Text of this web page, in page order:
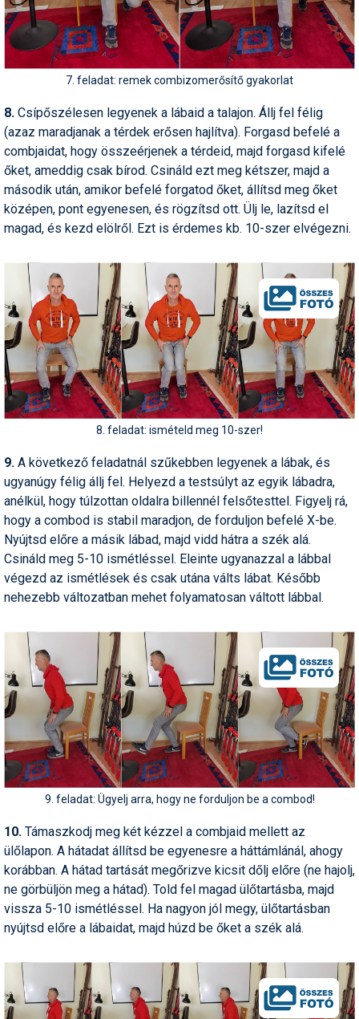
7. feladat: remek combizomerősítő gyakorlat
8. Csípőszélesen legyenek a lábaid a talajon. Állj fel félig
(azaz maradjanak a térdek erősen hajlítva). Forgasd befelé a
combjaidat, hogy összeérjenek a térdeid, majd forgasd kifelé
őket, ameddig csak bírod. Csináld ezt meg kétszer, majd a
második után, amikor befelé forgatod őket, állítsd meg őket
középen, pont egyenesen, és rögzítsd ott. Ülj le, lazítsd el
magad, és kezd elölről. Ezt is érdemes kb. 10-szer elvégezni.
8. feladat: ismételd meg 10-szer!
9. A következő feladatnál szűkebben legyenek a lábak, és
ugyanúgy félig állj fel. Helyezd a testsúlyt az egyik lábadra,
anélkül, hogy túlzottan oldalra billennél felsőtesttel. Figyelj rá,
hogy a combod is stabil maradjon, de forduljon befelé X-be.
Nyújtsd előre a másik lábad, majd vidd hátra a szék alá.
Csináld meg 5-10 ismétléssel. Eleinte ugyanazzal a lábbal
végezd az ismétlések és csak utána válts lábat. Később
nehezebb változatban mehet folyamatosan váltott lábbal.
9. feladat: Ügyelj arra, hogy ne forduljon be a combod!
10. Támaszkodj meg két kézzel a combjaid mellett az
ülőlapon. A hátadat állítsd be egyenesre a háttámlánál, ahogy
korábban. A hátad tartását megőrizve kicsit dőlj előre (ne hajolj,
ne görbüljön meg a hátad). Told fel magad ülőtartásba, majd
vissza 5-10 ismétléssel. Ha nagyon jól megy, ülőtartásban
nyújtsd előre a lábaidat, majd húzd be őket a szék alá.